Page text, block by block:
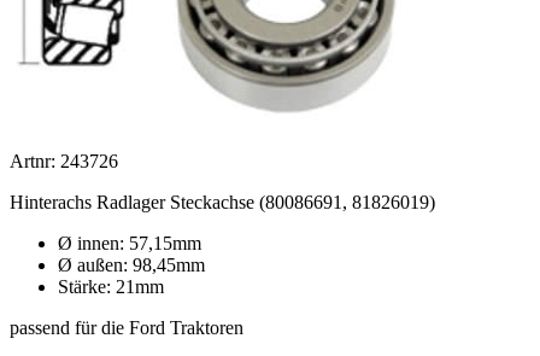
Artnr: 243726
Hinterachs Radlager Steckachse (80086691, 81826019)
Ø innen: 57,15mm
Ø außen: 98,45mm
Stärke: 21mm
passend für die Ford Traktoren